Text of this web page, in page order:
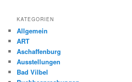
KATEGORIEN
Allgemein
ART
Aschaffenburg
Ausstellungen
Bad Vilbel